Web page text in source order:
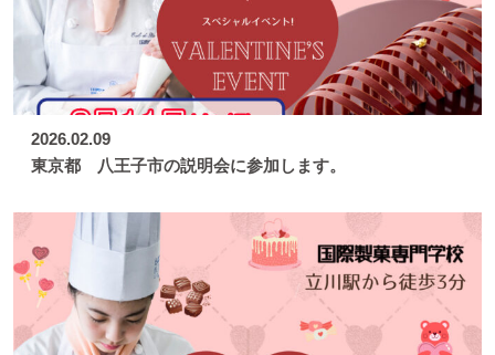
2026.02.09
東京都 八王子市の説明会に参加します。